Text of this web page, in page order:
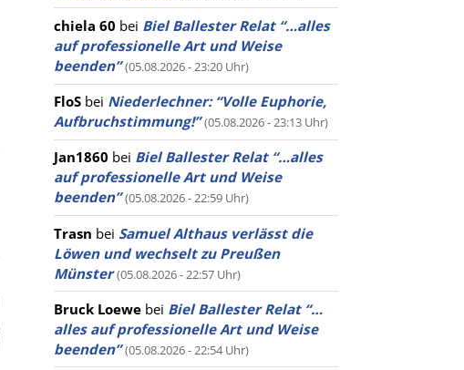
chiela 60 bei Biel Ballester Relat “…alles
auf professionelle Art und Weise
beenden” (05.08.2026 - 23:20 Uhr)
FloS bei Niederlechner: “Volle Euphorie,
Aufbruchstimmung!” (05.08.2026 - 23:13 Uhr)
Jan1860 bei Biel Ballester Relat “…alles
auf professionelle Art und Weise
beenden” (05.08.2026 - 22:59 Uhr)
Trasn bei Samuel Althaus verlässt die
Löwen und wechselt zu Preußen
Münster (05.08.2026 - 22:57 Uhr)
Bruck Loewe bei Biel Ballester Relat “…
alles auf professionelle Art und Weise
beenden” (05.08.2026 - 22:54 Uhr)